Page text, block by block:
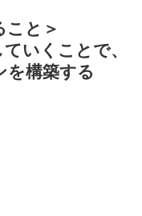
こと＞
いくことで、
を構築する